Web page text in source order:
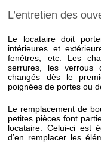
L’entretien des
Le locataire doit
intérieures et
fenêtres, etc. Les
serrures, les verrous
changés dès le
poignées de portes ou
Le remplacement de
petites pièces font
locataire. Celui-ci est
d’en remplacer les